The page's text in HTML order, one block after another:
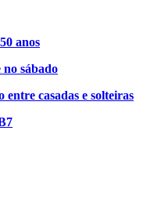
anos
sábado
casadas e solteiras